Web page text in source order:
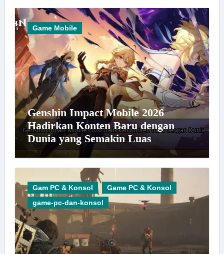
Game Mobile
Genshin Impact Mobile 2026
Hadirkan Konten Baru dengan
Dunia yang Semakin Luas
Gam PC & Konsol
Game PC & Konsol
game-pc-dan-konsol